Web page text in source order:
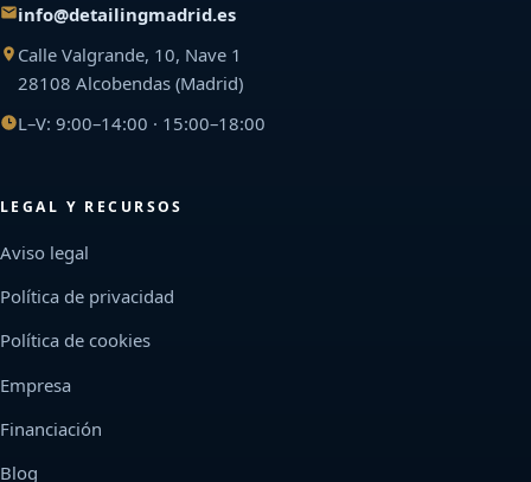
info@detailingmadrid.es
Calle Valgrande, 10, Nave 1
28108 Alcobendas (Madrid)
L–V: 9:00–14:00 · 15:00–18:00
LEGAL Y RECURSOS
Aviso legal
Política de privacidad
Política de cookies
Empresa
Financiación
Blog